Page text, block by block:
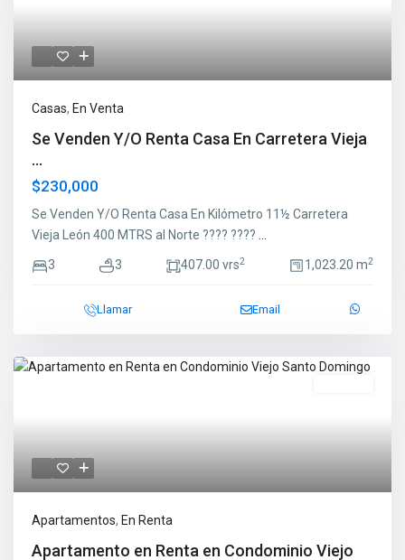
Casas, En Venta
Se Venden Y/O Renta Casa En Carretera Vieja
...
$230,000
Se Venden Y/O Renta Casa En Kilómetro 11½ Carretera
Vieja León 400 MTRS al Norte ???? ????
3 3 407.00 vrs2 1,023.20 m2
Llamar Email
Apartamentos, En Renta
Apartamento en Renta en Condominio Viejo